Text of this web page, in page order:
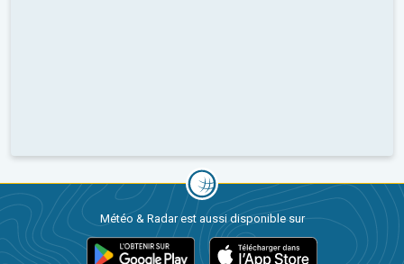
Météo & Radar est aussi disponible sur